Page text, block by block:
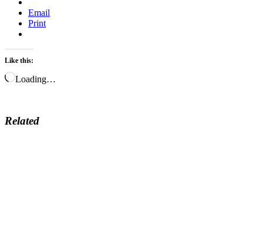
Email
Print
Like this:
Loading…
Related